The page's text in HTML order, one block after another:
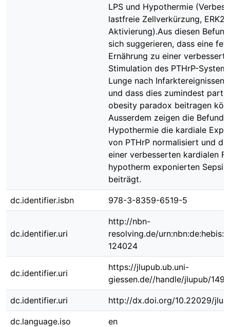
LPS und Hypothermie
lastfreie Zellverkürzung, ERK2-
Aktivierung).Aus diesen
sich suggerieren, dass eine
Ernährung zu einer
Stimulation des PTHrP-
Lunge nach Infarktereignissen
und dass dies zumindest
obesity paradox beitragen
Ausserdem zeigen die
Hypothermie die kardiale
von PTHrP normalisiert und
einer verbesserten kardialen
hypotherm exponierten
beiträgt.
dc.identifier.isbn 978-3-8359-6519-5
dc.identifier.uri
http://nbn-
resolving.de/
124024
dc.identifier.uri
https://jlupub.ub.uni-
giessen.de//handle/jlupub/
dc.identifier.uri http://dx.doi.org/10.22029/
dc.language.iso en